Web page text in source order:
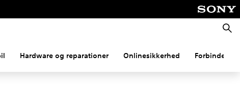
Søg
Hardware og reparationer Onlinesikkerhed Forbindelse